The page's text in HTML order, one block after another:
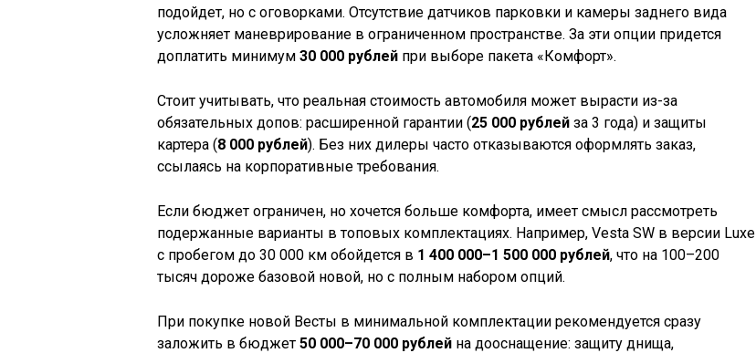
подойдет, но с оговорками. Отсутствие датчиков парковки и камеры заднего вида
усложняет маневрирование в ограниченном пространстве. За эти опции придется
доплатить минимум 30 000 рублей при выборе пакета «Комфорт».
Стоит учитывать, что реальная стоимость автомобиля может вырасти из-за
обязательных допов: расширенной гарантии (25 000 рублей за 3 года) и защиты
картера (8 000 рублей). Без них дилеры часто отказываются оформлять заказ,
ссылаясь на корпоративные требования.
Если бюджет ограничен, но хочется больше комфорта, имеет смысл рассмотреть
подержанные варианты в топовых комплектациях. Например, Vesta SW в версии Luxe
с пробегом до 30 000 км обойдется в 1 400 000–1 500 000 рублей, что на 100–200
тысяч дороже базовой новой, но с полным набором опций.
При покупке новой Весты в минимальной комплектации рекомендуется сразу
заложить в бюджет 50 000–70 000 рублей на дооснащение: защиту днища,